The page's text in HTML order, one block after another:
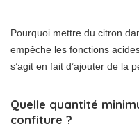
Pourquoi mettre du citron
empêche les fonctions
s’agit en fait d’ajouter de la
Quelle quantité
confiture ?